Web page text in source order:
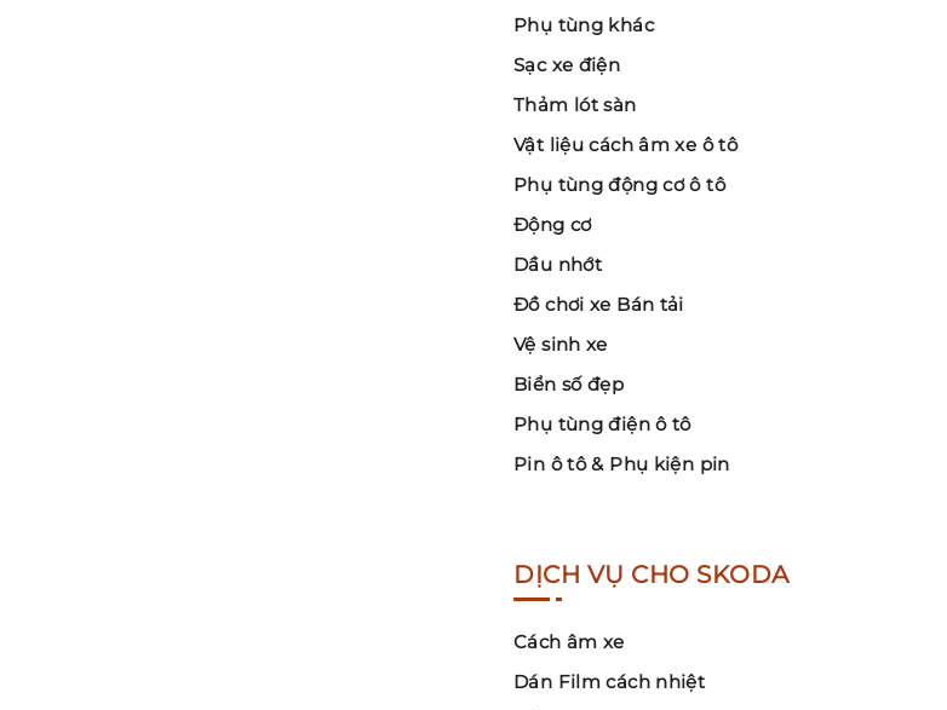
Phụ tùng khác
Sạc xe điện
Thảm lót sàn
Vật liệu cách âm xe ô tô
Phụ tùng động cơ ô tô
Động cơ
Dầu nhớt
Đồ chơi xe Bán tải
Vệ sinh xe
Biển số đẹp
Phụ tùng điện ô tô
Pin ô tô & Phụ kiện pin
DỊCH VỤ CHO SKODA
Cách âm xe
Dán Film cách nhiệt